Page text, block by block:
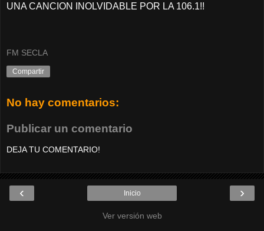
UNA CANCION INOLVIDABLE POR LA 106.1!!
FM SECLA
Compartir
No hay comentarios:
Publicar un comentario
DEJA TU COMENTARIO!
‹ ›
Inicio
Ver versión web